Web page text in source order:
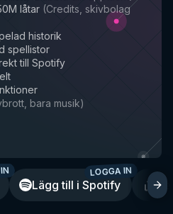
låtar (Credits, skivbolag
historik
spellistor
till Spotify
bara musik)
Lägg till i Spotify
LOGGA IN